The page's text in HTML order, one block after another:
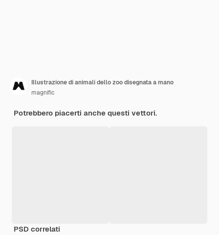
Illustrazione di animali dello zoo disegnata a mano
magnific
Potrebbero piacerti anche questi vettori.
PSD correlati